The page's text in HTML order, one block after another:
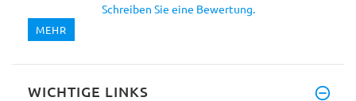
Schreiben Sie eine Bewertung.
MEHR
WICHTIGE LINKS